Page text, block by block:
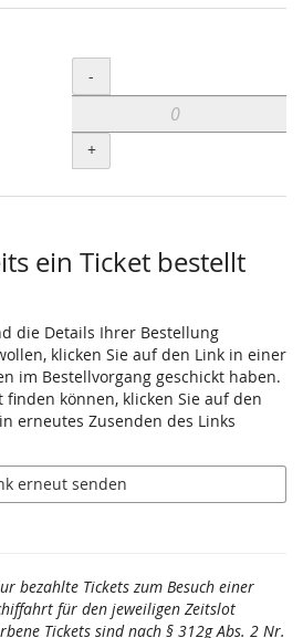
Menge
-
+
ein Ticket bestellt
die Details Ihrer Bestellung
klicken Sie auf den Link in einer
im Bestellvorgang geschickt haben.
finden können, klicken Sie auf den
erneutes Zusenden des Links
erneut senden
bezahlte Tickets zum Besuch einer
für den jeweiligen Zeitslot
Tickets sind nach § 312g Abs. 2 Nr.